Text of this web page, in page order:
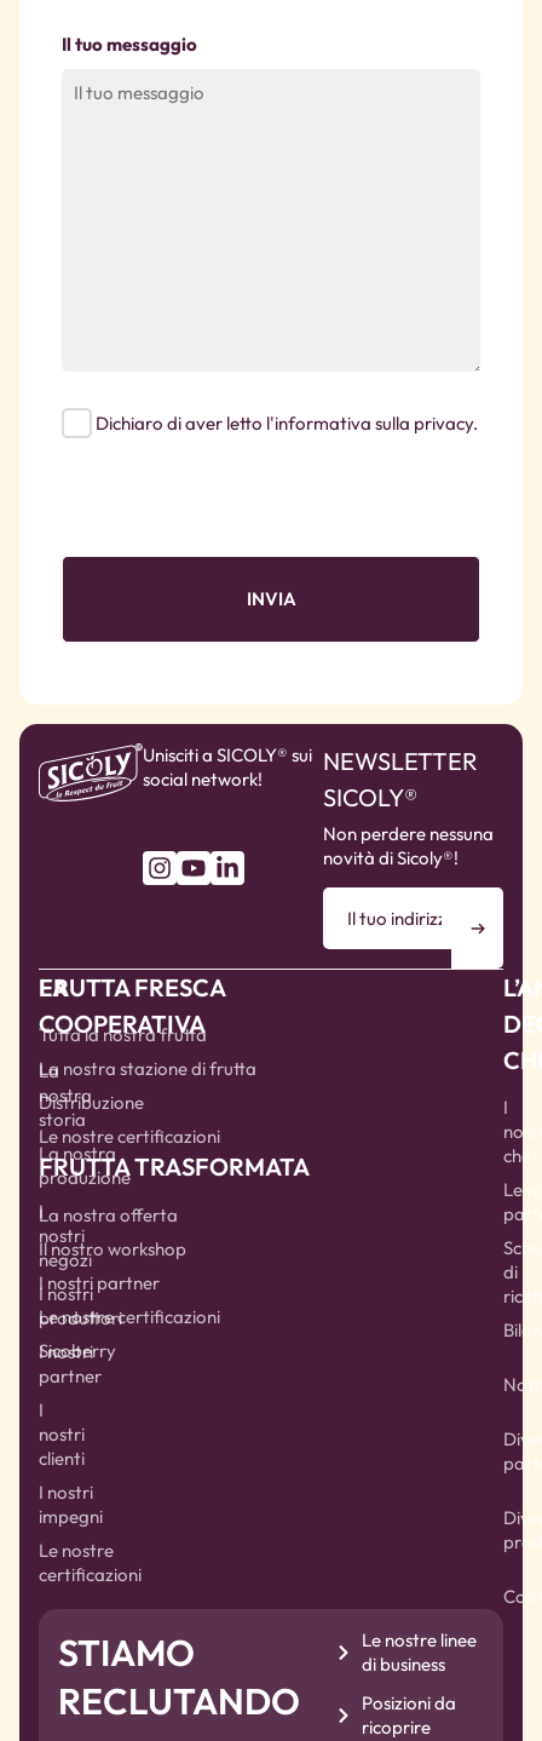
Il tuo messaggio
Dichiaro di aver letto l'informativa sulla privacy.
Unisciti a SICOLY® sui
social network!
NEWSLETTER
SICOLY®
Non perdere nessuna
novità di Sicoly®!
LA
COOPERATIVA
La
nostra
storia
La nostra
produzione
I
nostri
negozi
I nostri
produttori
I nostri
partner
I
nostri
clienti
I nostri
impegni
Le nostre
certificazioni
FRUTTA FRESCA
Tutta la nostra frutta
La nostra stazione di frutta
Distribuzione
Le nostre certificazioni
FRUTTA TRASFORMATA
La nostra offerta
Il nostro workshop
I nostri partner
Le nostre certificazioni
Sicoberry
I
chef
Le
di
STIAMO
RECLUTANDO
Le nostre linee
di business
Posizioni da
ricoprire